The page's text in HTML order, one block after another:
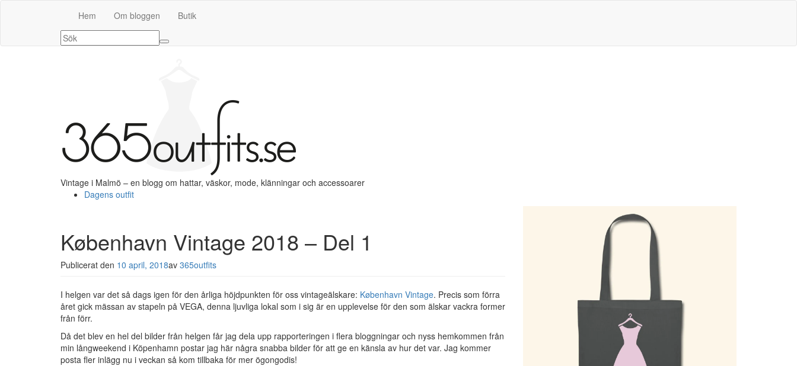
Hem Om bloggen Butik
Vintage i Malmö – en blogg om hattar, väskor, mode, klänningar och accessoarer
Dagens outfit
København Vintage 2018 – Del 1
Publicerat den 10 april, 2018av 365outfits
I helgen var det så dags igen för den årliga höjdpunkten för oss vintageälskare: København Vintage. Precis som förra
året gick mässan av stapeln på VEGA, denna ljuvliga lokal som i sig är en upplevelse för den som älskar vackra former
från förr.
Då det blev en hel del bilder från helgen får jag dela upp rapporteringen i flera bloggningar och nyss hemkommen från
min långweekend i Köpenhamn postar jag här några snabba bilder för att ge en känsla av hur det var. Jag kommer
posta fler inlägg nu i veckan så kom tillbaka för mer ögongodis!